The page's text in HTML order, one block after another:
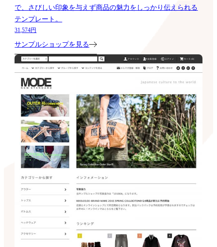
で、さびしい印象を与えず商品の魅力をしっかり伝えられる
テンプレート。
31,574円
サンプルショップを見る